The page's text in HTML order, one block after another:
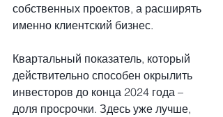
собственных проектов, а расширять
именно клиентский бизнес.
Квартальный показатель, который
действительно способен окрылить
инвесторов до конца 2024 года –
доля просрочки. Здесь уже лучше,